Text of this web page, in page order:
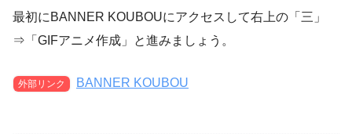
最初にBANNER KOUBOUにアクセスして右上の「三」
⇒「GIFアニメ作成」と進みましょう。
外部リンク BANNER KOUBOU